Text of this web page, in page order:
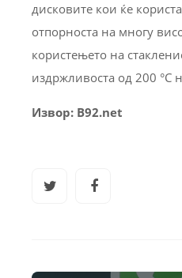
дисковите кои ќе
отпорноста на многу
користењето на
издржливоста од 200 °C
Извор: B92.net